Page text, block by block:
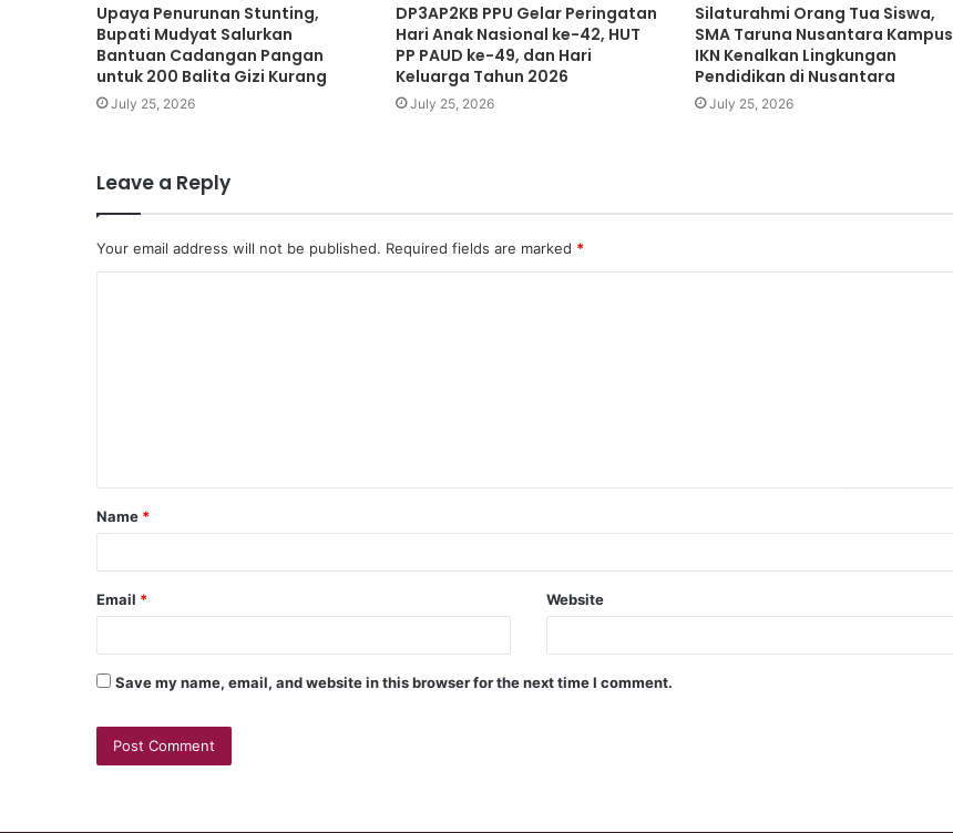
Upaya Penurunan Stunting,
Bupati Mudyat Salurkan
Bantuan Cadangan Pangan
untuk 200 Balita Gizi Kurang
July 25, 2026
DP3AP2KB PPU Gelar Peringatan
Hari Anak Nasional ke-42, HUT
PP PAUD ke-49, dan Hari
Keluarga Tahun 2026
July 25, 2026
Silaturahmi Orang Tua Siswa,
SMA Taruna Nusantara Kampus
IKN Kenalkan Lingkungan
Pendidikan di Nusantara
July 25, 2026
Leave a Reply
Your email address will not be published. Required fields are marked *
Name *
Email * Website
Save my name, email, and website in this browser for the next time I comment.